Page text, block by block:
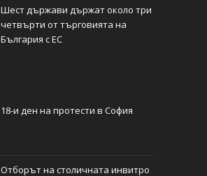
Шест държави държат около три
четвърти от търговията на
България с ЕС
18-и ден на протести в София
Отборът на столичната инвитро